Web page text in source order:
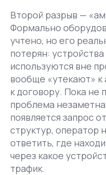
Второй разрыв —
Формально
учтено, но его
потерян:
используются вне
вообще «утекают» к
к договору. Пока не
проблема
появляется запрос
структур, оператор
ответить, где
через какое
трафик.